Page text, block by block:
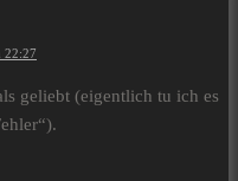
22:27
geliebt (eigentlich tu ich es